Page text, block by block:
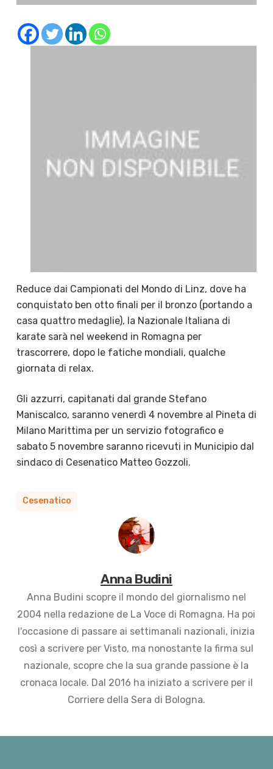
Reduce dai Campionati del Mondo di Linz, dove ha
conquistato ben otto finali per il bronzo (portando a
casa quattro medaglie), la Nazionale Italiana di
karate sarà nel weekend in Romagna per
trascorrere, dopo le fatiche mondiali, qualche
giornata di relax.
Gli azzurri, capitanati dal grande Stefano
Maniscalco, saranno venerdì 4 novembre al Pineta di
Milano Marittima per un servizio fotografico e
sabato 5 novembre saranno ricevuti in Municipio dal
sindaco di Cesenatico Matteo Gozzoli.
Cesenatico
Anna Budini
Anna Budini scopre il mondo del giornalismo nel
2004 nella redazione de La Voce di Romagna. Ha poi
l'occasione di passare ai settimanali nazionali, inizia
così a scrivere per Visto, ma nonostante la firma sul
nazionale, scopre che la sua grande passione è la
cronaca locale. Dal 2016 ha iniziato a scrivere per il
Corriere della Sera di Bologna.